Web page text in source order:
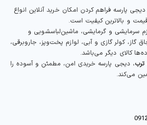
پارسه فراهم کردن امکان خرید آنلاین انواع
و بالاترین کیفیت است.
سرمایشی و گرمایشی، ماشین‌لباسشویی و
گاز، کولر گازی و آبی، لوازم پخت‌وپز، جاروبرقی،
کالای دیگر می‌باشد.
، دیجی پارسه خریدی امن، مطمئن و آسوده را
می‌کند.